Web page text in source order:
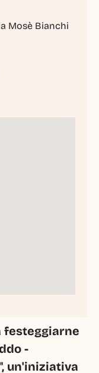
festeggiarne
-
un'iniziativa
Mosè Bianchi